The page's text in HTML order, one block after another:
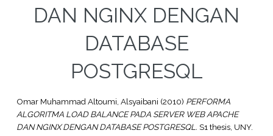
DAN NGINX DENGAN
DATABASE
POSTGRESQL
Omar Muhammad Altoumi, Alsyaibani (2010) PERFORMA
ALGORITMA LOAD BALANCE PADA SERVER WEB APACHE
DAN NGINX DENGAN DATABASE POSTGRESQL. S1 thesis, UNY.